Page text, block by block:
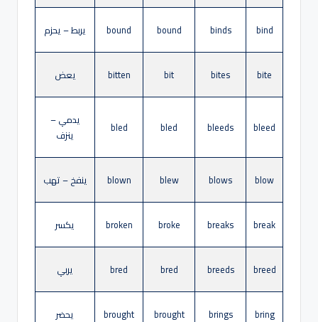
bind
binds
bound
bound يربط – يحزم
bite
bites
bit
bitten يعض
bleed
bleeds
bled
bled
يدمي –
ينزف
blow
blows
blew
blown ينفخ – تهب
break
breaks
broke
broken يكسر
breed
breeds
bred
bred يربي
bring
brings
brought
brought يحضر